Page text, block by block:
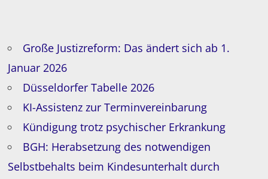
Große Justizreform: Das ändert sich ab 1.
Januar 2026
Düsseldorfer Tabelle 2026
KI-Assistenz zur Terminvereinbarung
Kündigung trotz psychischer Erkrankung
BGH: Herabsetzung des notwendigen
Selbstbehalts beim Kindesunterhalt durch